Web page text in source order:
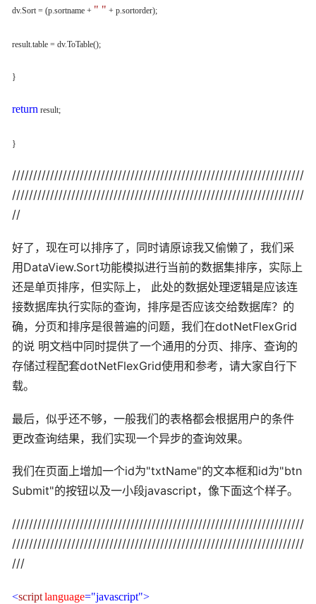
dv.Sort = (p.sortname + " " + p.sortorder);
result.table = dv.ToTable();
}
return result;
}
/////////////////////////////////////////////////////////////////////
/////////////////////////////////////////////////////////////////////
//
好了，现在可以排序了，同时请原谅我又偷懒了，我们采
用DataView.Sort功能模拟进行当前的数据集排序，实际上
还是单页排序，但实际上， 此处的数据处理逻辑是应该连
接数据库执行实际的查询，排序是否应该交给数据库？的
确，分页和排序是很普遍的问题，我们在dotNetFlexGrid
的说 明文档中同时提供了一个通用的分页、排序、查询的
存储过程配套dotNetFlexGrid使用和参考，请大家自行下
载。
最后，似乎还不够，一般我们的表格都会根据用户的条件
更改查询结果，我们实现一个异步的查询效果。
我们在页面上增加一个id为"txtName"的文本框和id为"btn
Submit"的按钮以及一小段javascript，像下面这个样子。
/////////////////////////////////////////////////////////////////////
/////////////////////////////////////////////////////////////////////
///
<scriptlanguage="javascript">